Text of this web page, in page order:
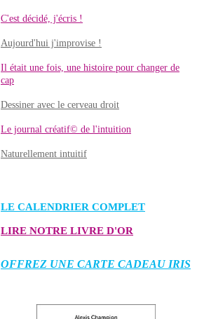
C'est décidé, j'écris !
Aujourd'hui j'improvise !
Il était une fois, une histoire pour changer de
cap
Dessiner avec le cerveau droit
Le journal créatif© de l'intuition
Naturellement intuitif
LE CALENDRIER COMPLET
LIRE NOTRE LIVRE D'OR
OFFREZ UNE CARTE CADEAU IRIS